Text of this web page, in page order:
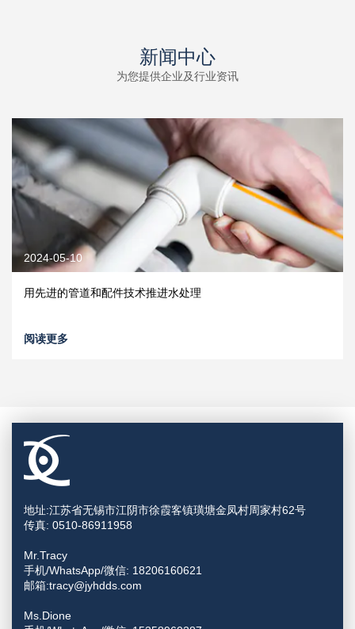
新闻中心
为您提供企业及行业资讯
2024-05-10
用先进的管道和配件技术推进水处理
阅读更多
地址:江苏省无锡市江阴市徐霞客镇璜塘金凤村周家村62号
传真: 0510-86911958
Mr.Tracy
手机/WhatsApp/微信: 18206160621
邮箱:tracy@jyhdds.com
Ms.Dione